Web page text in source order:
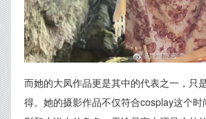
而她的大凤作品更是其中的代表之一，只
得。她的摄影作品不仅符合cosplay这个